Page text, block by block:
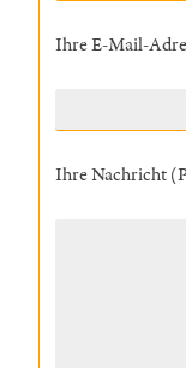
Ihre E-Mail-
Ihre Nachricht